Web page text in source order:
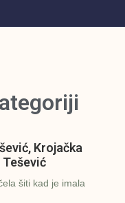
Krojačka
šiti kad je imala